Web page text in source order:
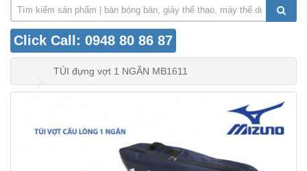
Click Call: 0948 80 86 87
TÚI đựng vợt 1 NGĂN MB1611